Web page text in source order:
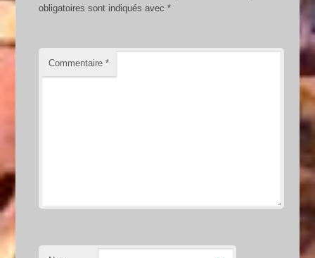
obligatoires sont indiqués avec*
Commentaire*